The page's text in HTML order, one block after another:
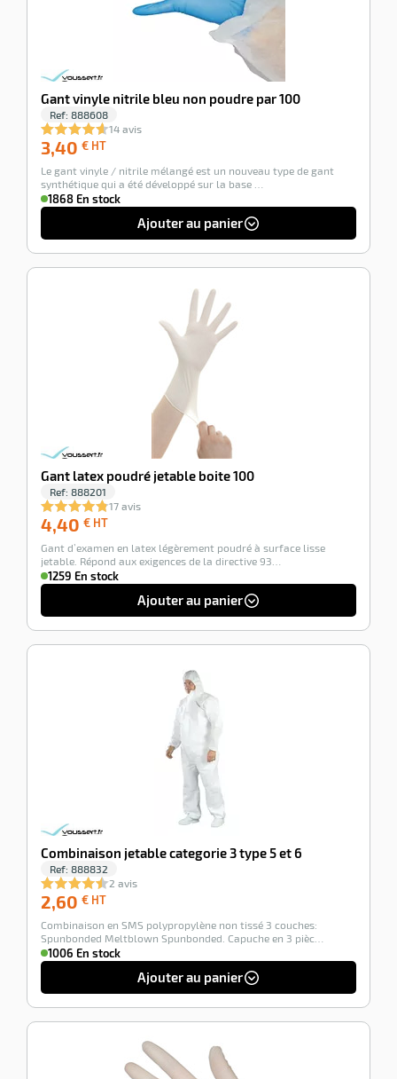
Gant vinyle nitrile bleu non poudre par 100
Ref: 888608
14 avis
3,40 € HT
HT
Le gant vinyle / nitrile mélangé est un nouveau type de gant
synthétique qui a été développé sur la base …
1868 En stock
Ajouter au panier
Gant latex poudré jetable boite 100
Ref: 888201
17 avis
4,40 € HT
HT
Gant d’examen en latex légèrement poudré à surface lisse
jetable. Répond aux exigences de la directive 93…
1259 En stock
Ajouter au panier
Combinaison jetable categorie 3 type 5 et 6
Ref: 888832
2 avis
2,60 € HT
HT
Combinaison en SMS polypropylène non tissé 3 couches:
Spunbonded Meltblown Spunbonded. Capuche en 3 pièc…
1006 En stock
Ajouter au panier